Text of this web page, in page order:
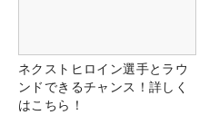
ネクストヒロイン選手とラウ
ンドできるチャンス！詳しく
はこちら！